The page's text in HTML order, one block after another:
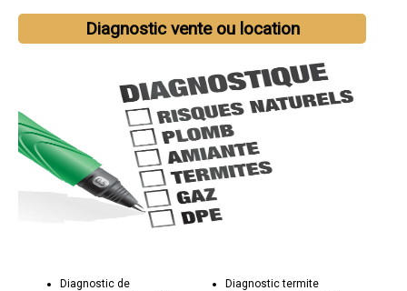
Diagnostic vente ou location
Diagnostic de
Diagnostic termite